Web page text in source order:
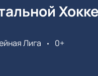
Лига
0+